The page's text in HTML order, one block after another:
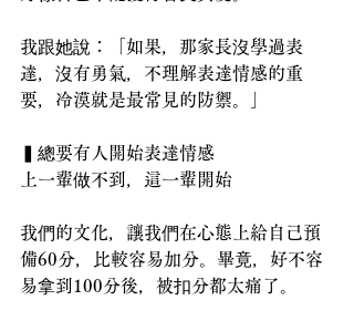
我跟她說：「如果，那家長沒學過表
達，沒有勇氣，不理解表達情感的重
要，冷漠就是最常見的防禦。」
▍總要有人開始表達情感
上一輩做不到，這一輩開始
我們的文化，讓我們在心態上給自己預
備60分，比較容易加分。畢竟，好不容
易拿到100分後，被扣分都太痛了。